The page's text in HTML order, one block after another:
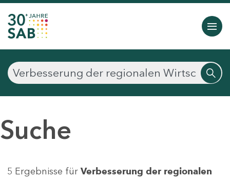
Suche
5 Ergebnisse für Verbesserung der regionalen